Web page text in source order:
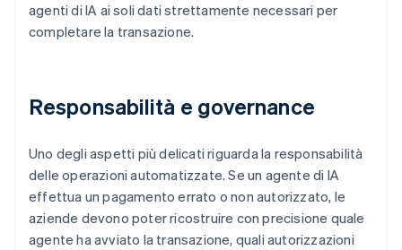
agenti di IA ai soli dati strettamente necessari per
completare la transazione.
Responsabilità e governance
Uno degli aspetti più delicati riguarda la responsabilità
delle operazioni automatizzate. Se un agente di IA
effettua un pagamento errato o non autorizzato, le
aziende devono poter ricostruire con precisione quale
agente ha avviato la transazione, quali autorizzazioni